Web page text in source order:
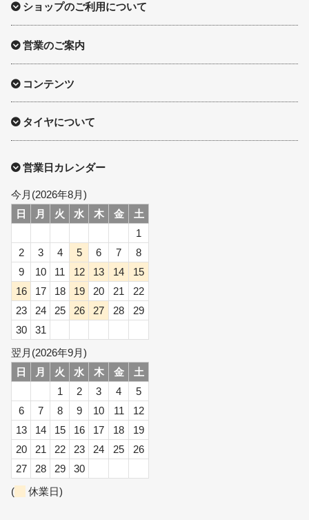
ショップのご利用について
営業のご案内
コンテンツ
タイヤについて
営業日カレンダー
今月(2026年8月)
日
月 火 水 木 金
土
1
2
3 4 5 6 7
8
9
10 11 12 13 14
15
16
17 18 19 20 21
22
23
24 25 26 27 28
29
30
31
翌月(2026年9月)
日
月 火 水 木 金
土
1
2 3 4
5
6
7 8 9 10 11
12
13
14 15 16 17 18
19
20
21 22 23 24 25
26
27
28 29
30
(
休業日)